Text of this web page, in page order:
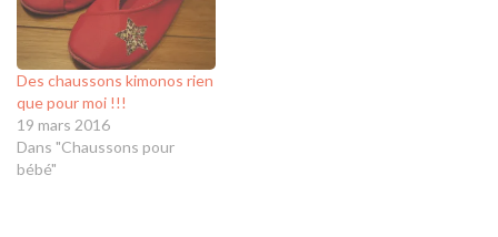
Des chaussons kimonos rien
que pour moi !!!
19 mars 2016
Dans "Chaussons pour
bébé"